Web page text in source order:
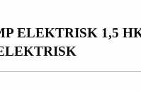
ELEKTRISK 1,5